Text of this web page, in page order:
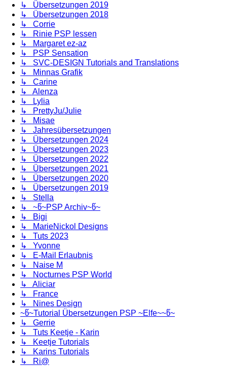
↳ Übersetzungen 2019
↳ Übersetzungen 2018
↳ Corrie
↳ Rinie PSP lessen
↳ Margaret ez-az
↳ PSP Sensation
↳ SVC-DESIGN Tutorials and Translations
↳ Minnas Grafik
↳ Carine
↳ Alenza
↳ Lylia
↳ PrettyJu/Julie
↳ Misae
↳ Jahresübersetzungen
↳ Übersetzungen 2024
↳ Übersetzungen 2023
↳ Übersetzungen 2022
↳ Übersetzungen 2021
↳ Übersetzungen 2020
↳ Übersetzungen 2019
↳ Stella
↳ ~წ~PSP Archiv~წ~
↳ Bigi
↳ MarieNickol Designs
↳ Tuts 2023
↳ Yvonne
↳ E-Mail Erlaubnis
↳ Naise M
↳ Nocturnes PSP World
↳ Aliciar
↳ France
↳ Nines Design
~წ~Tutorial Übersetzungen PSP ~Elfe~~წ~
↳ Gerrie
↳ Tuts Keetje - Karin
↳ Keetje Tutorials
↳ Karins Tutorials
↳ Ri@